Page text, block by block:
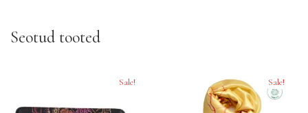
Seotud tooted
Sale! Sale!